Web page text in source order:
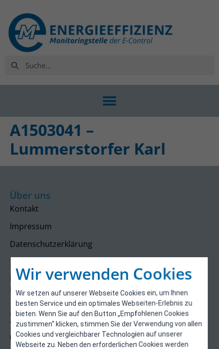
Wir verwenden Cookies
Wir setzen auf unserer Webseite Cookies ein, um Ihnen
besten Service und ein optimales Webseiten-Erlebnis zu
bieten. Wenn Sie auf den Button „Empfohlenen Cookies
zustimmen“ klicken, stimmen Sie der Verwendung von allen
Cookies und vergleichbarer Technologien auf unserer
Webseite zu. Neben den erforderlichen Cookies werden
A1503041 –
Lummerstorfer Karl
Über uns
Kontakt
Impressum
Datenschutzerklärung
Kontakt
E-Control
Rudolfsplatz 13a
1010 Wien
energieeffizienz@e-control.at
Tel +43 1 5324724
(Mo, Mi-Fr 09:30-12:30 Uhr)